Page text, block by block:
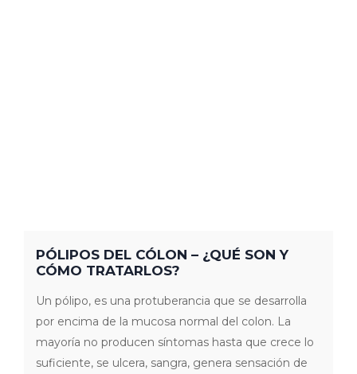
PÓLIPOS DEL CÓLON – ¿QUÉ SON Y
CÓMO TRATARLOS?
Un pólipo, es una protuberancia que se desarrolla
por encima de la mucosa normal del colon. La
mayoría no producen síntomas hasta que crece lo
suficiente, se ulcera, sangra, genera sensación de